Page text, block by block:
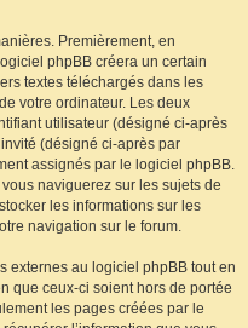
Premièrement, en
phpBB créera un certain
textes téléchargés dans les
votre ordinateur. Les deux
utilisateur (désigné ci-après
(désigné ci-après par
assignés par le logiciel phpBB.
naviguerez sur les sujets de
les informations sur les
navigation sur le forum.
externes au logiciel phpBB tout en
que ceux-ci soient hors de portée
les pages créées par le